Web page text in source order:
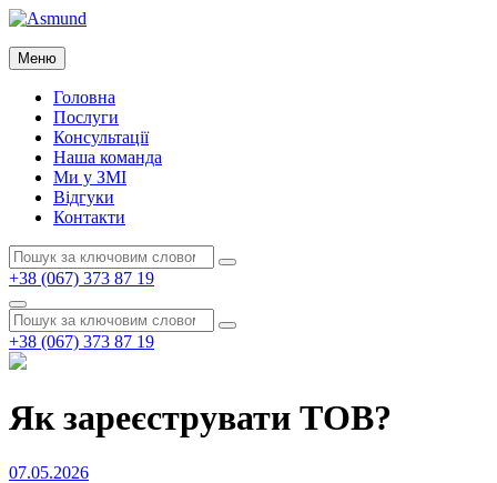
Перейти
вмісту
Asmund
Asmund
Меню
Головна
Послуги
Консультації
Наша команда
Ми у ЗМІ
Відгуки
Контакти
Пошук:
Пошук
+38 (067) 373 87 19
Пошук
Пошук:
Пошук
+38 (067) 373 87 19
Як зареєструвати ТОВ?
Опубліковано
07.05.2026